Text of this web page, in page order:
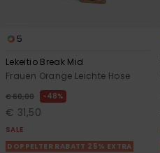
5
Lekeitio Break Mid
Frauen Orange Leichte Hose
€ 60,00 48%
€ 31,50
SALE
DOPPELTER RABATT 25% EXTRA